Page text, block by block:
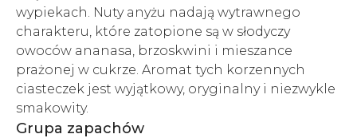
wypiekach. Nuty anyżu nadają wytrawnego
charakteru, które zatopione są w słodyczy
owoców ananasa, brzoskwini i mieszance
prażonej w cukrze. Aromat tych korzennych
ciasteczek jest wyjątkowy, oryginalny i niezwykle
smakowity.
Grupa zapachów